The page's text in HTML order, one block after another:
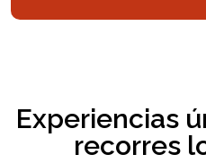
Experiencias
recorres